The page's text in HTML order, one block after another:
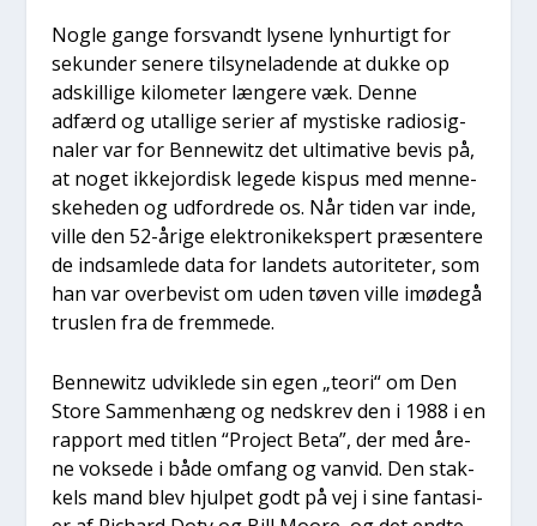
Nog­le gan­ge for­svandt lyse­ne lyn­hur­tigt for
sekun­der sene­re til­sy­ne­la­den­de at duk­ke op
adskil­li­ge kilo­me­ter læn­ge­re væk. Den­ne
adfærd og utal­li­ge seri­er af mysti­ske radio­sig­
na­ler var for Ben­newitz det ulti­ma­ti­ve bevis på,
at noget ikkejor­disk lege­de kis­pus med men­ne­
ske­he­den og udfor­dre­de os. Når tiden var inde,
vil­le den 52-åri­ge elek­tro­ni­k­eks­pert præ­sen­te­re
de ind­sam­le­de data for lan­dets auto­ri­te­ter, som
han var over­be­vist om uden tøven vil­le imø­de­gå
trus­len fra de frem­me­de.
Ben­newitz udvik­le­de sin egen „teo­ri“ om Den
Sto­re Sam­men­hæng og nedskrev den i 1988 i en
rap­port med tit­len “Pro­ject Beta”, der med åre­
ne vok­se­de i både omfang og van­vid. Den stak­
kels mand blev hjul­pet godt på vej i sine fan­ta­si­